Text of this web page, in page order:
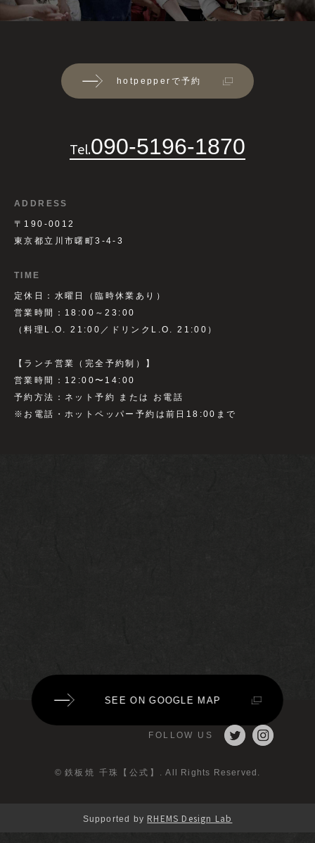
hotpepperで予約
Tel.090-5196-1870
ADDRESS
〒190-0012
東京都立川市曙町3-4-3
TIME
定休日：水曜日（臨時休業あり）
営業時間：18:00～23:00
（料理L.O. 21:00／ドリンクL.O. 21:00）
【ランチ営業（完全予約制）】
営業時間：12:00〜14:00
予約方法：ネット予約 または お電話
※お電話・ホットペッパー予約は前日18:00まで
SEE ON GOOGLE MAP
© 鉄板焼 千珠【公式】 . All Rights Reserved.
FOLLOW US
Supported by RHEMS Design Lab